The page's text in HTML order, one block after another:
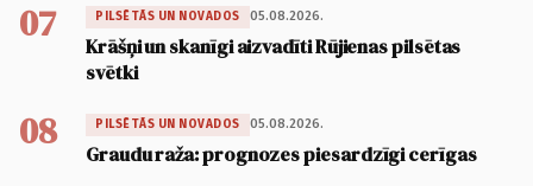
07 PILSĒTĀS UN NOVADOS 05.08.2026.
Krāšņi un skanīgi aizvadīti Rūjienas pilsētas
svētki
08 PILSĒTĀS UN NOVADOS 05.08.2026.
Graudu raža: prognozes piesardzīgi cerīgas